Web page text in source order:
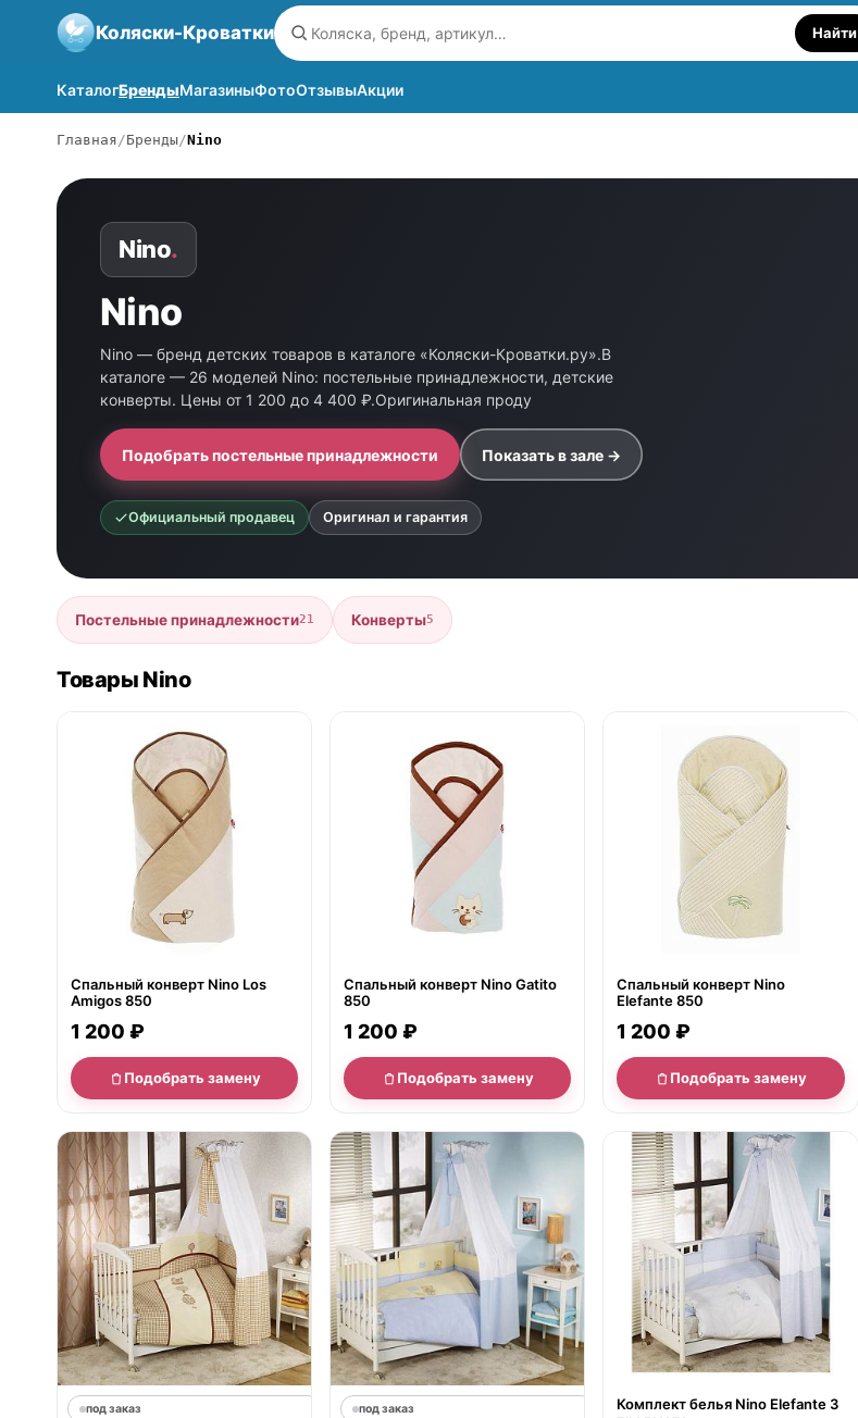
Коляски-Кроватки Найти
КаталогБрендыМагазиныФотоОтзывыАкции
Главная Бренды Nino
Nino.
Nino
Nino — бренд детских товаров в каталоге «Коляски-Кроватки.ру».В
каталоге — 26 моделей Nino: постельные принадлежности, детские
конверты. Цены от 1 200 до 4 400 ₽.Оригинальная проду
Подобрать постельные принадлежности Показать в зале →
Официальный продавец Оригинал и гарантия
Постельные принадлежности21 Конверты5
Товары Nino
нет в продаже
Спальный конверт Nino Los
Amigos 850
1 200 ₽
Подобрать замену
Спальный конверт Nino Gatito
850
1 200 ₽
Подобрать замену
Спальный конверт Nino
Elefante 850
1 200 ₽
Подобрать замену
под заказ под заказ
нет в продаже
Комплект белья Nino Elefante 3